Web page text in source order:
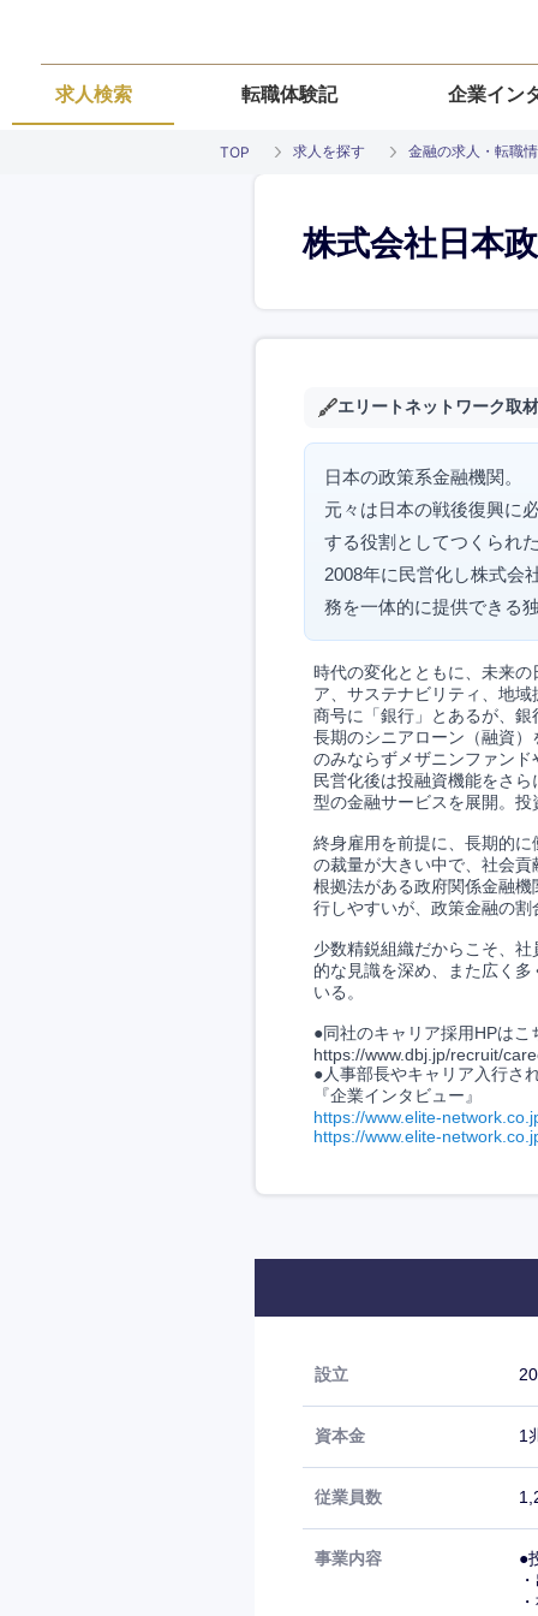
求人検索 転職体験記 企業イン
TOP 求人を探す 金融の求人・転職
株式会社日本
エリートネットワーク取
日本の政策系金融機関。
元々は日本の戦後復興に
する役割としてつくられ
2008年に民営化し株式会
務を一体的に提供できる
時代の変化とともに、未来
ア、サステナビリティ、地
商号に「銀行」とあるが、
長期のシニアローン（融資
のみならずメザニンファン
民営化後は投融資機能をさ
型の金融サービスを展開。
終身雇用を前提に、長期的
の裁量が大きい中で、社会
根拠法がある政府関係金融
行しやすいが、政策金融の
少数精鋭組織だからこそ、
的な見識を深め、また広く
いる。
●同社のキャリア採用HPはこ
https://www.dbj.jp/recruit/
●人事部長やキャリア入行さ
『企業インタビュー』
https://www.elite-
https://www.elite-
設立
資本金 1
従業員数
事業内容
●